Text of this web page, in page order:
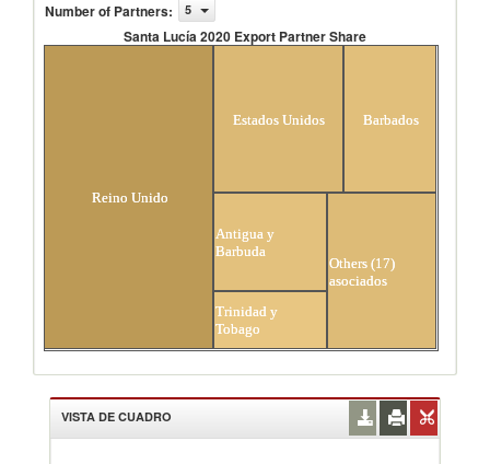
Number of Partners: 5
Santa Lucía 2020 Export Partner Share
Reino Unido
Estados Unidos Barbados
Antigua y
Barbuda
Trinidad y
Tobago
Others (17)
asociados
VISTA DE CUADRO